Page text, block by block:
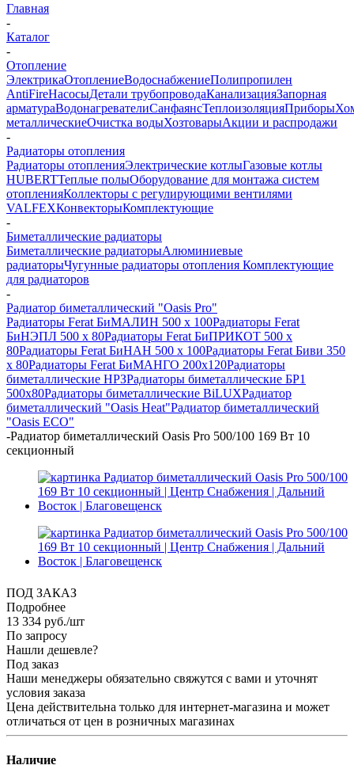
Главная
-
Каталог
-
Отопление
ЭлектрикаОтоплениеВодоснабжениеПолипропилен
AntiFireНасосыДетали трубопроводаКанализацияЗапорная
арматураВодонагревателиСанфаянсТеплоизоляцияПриборы
металлическиеОчистка водыХозтоварыАкции и распродажи
-
Радиаторы отопления
Радиаторы отопленияЭлектрические котлыГазовые котлы
HUBERTТеплые полыОборудование для монтажа систем
отопленияКоллекторы с регулирующими вентилями
VALFEXКонвекторыКомплектующие
-
Биметаллические радиаторы
Биметаллические радиаторыАлюминиевые
радиаторыЧугунные радиаторы отопления Комплектующие
для радиаторов
-
Радиатор биметаллический "Oasis Pro"
Радиаторы Ferat БиМАЛИН 500 х 100Радиаторы Ferat
БиНЭПЛ 500 x 80Радиаторы Ferat БиПРИКОТ 500 х
80Радиаторы Ferat БиНАН 500 х 100Радиаторы Ferat Биви 350
х 80Радиаторы Ferat БиМАНГО 200х120Радиаторы
биметаллические НРЗРадиаторы биметаллические БР1
500х80Радиаторы биметаллические BiLUXРадиатор
биметаллический "Oasis Heat"Радиатор биметаллический
"Oasis ECO"
-Радиатор биметаллический Oasis Pro 500/100 169 Вт 10
секционный
ПОД ЗАКАЗ
Подробнее
13 334 руб./шт
По запросу
Нашли дешевле?
Под заказ
Наши менеджеры обязательно свяжутся с вами и уточнят
условия заказа
Цена действительна только для интернет-магазина и может
отличаться от цен в розничных магазинах
Наличие